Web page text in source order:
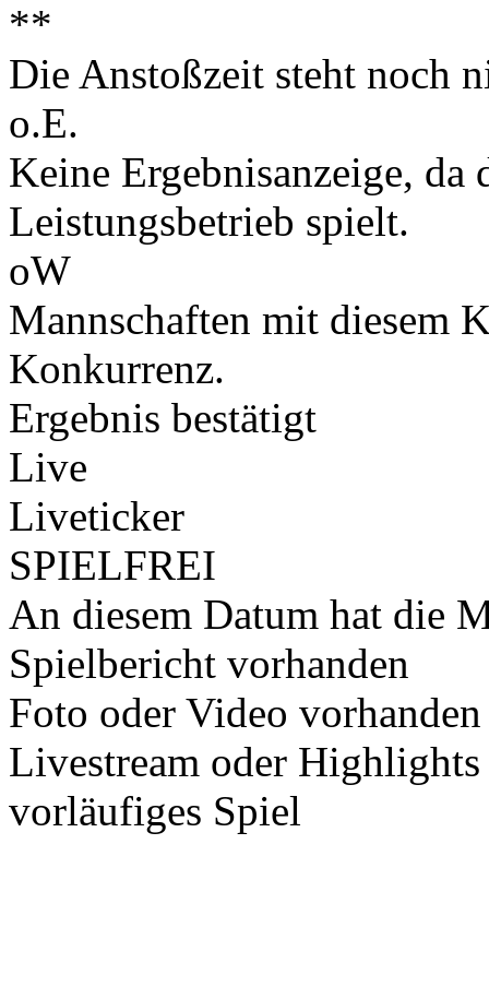
**
Die Anstoßzeit steht noch
o.E.
Keine Ergebnisanzeige,
Leistungsbetrieb spielt.
oW
Mannschaften mit diesem
Konkurrenz.
Ergebnis bestätigt
Live
Liveticker
SPIELFREI
An diesem Datum hat die
Spielbericht vorhanden
Foto oder Video vorhanden
Livestream oder
vorläufiges Spiel